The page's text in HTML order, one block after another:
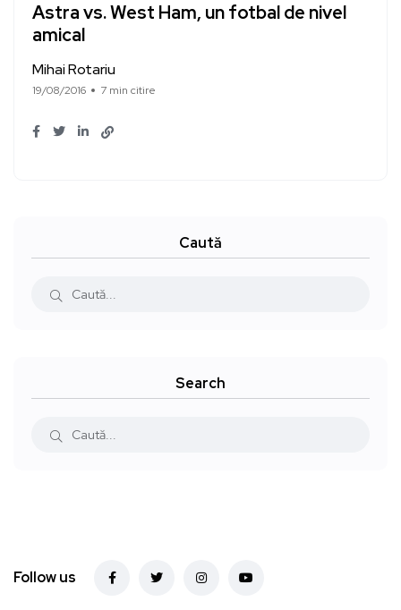
Astra vs. West Ham, un fotbal de nivel
amical
Mihai Rotariu
19/08/2016 7 min citire
Caută
Search
Follow us